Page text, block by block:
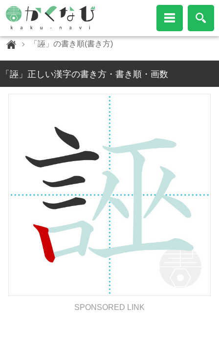
「誣」の書き順(書き方)
「誣」正しい漢字の書き方・書き順・画数
SPONSORED LINK